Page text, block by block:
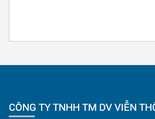
CÔNG TY TNHH TM DV VIỄN